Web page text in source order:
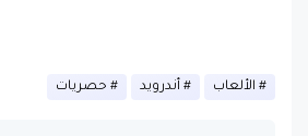
الألعاب أندرويد حصريات